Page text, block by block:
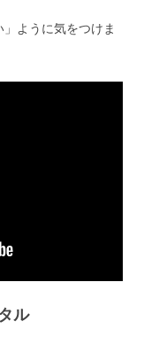
ように気をつけま
ル